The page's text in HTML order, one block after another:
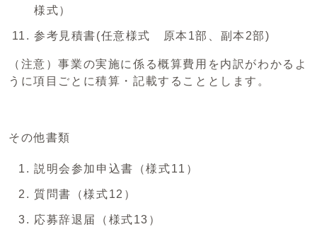
様式）
参考見積書(任意様式 原本1部、副本2部)
（注意）事業の実施に係る概算費用を内訳がわかるよ
うに項目ごとに積算・記載することとします。
その他書類
説明会参加申込書（様式11）
質問書（様式12）
応募辞退届（様式13）